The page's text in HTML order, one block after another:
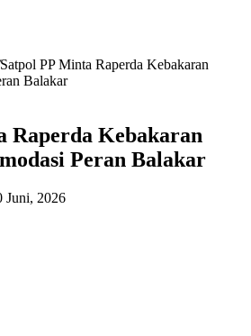
Satpol PP Minta Raperda Kebakaran
Balakar
Raperda Kebakaran
Peran Balakar
Juni, 2026